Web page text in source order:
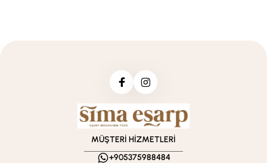
MÜŞTERİ HİZMETLERİ
+905375988484